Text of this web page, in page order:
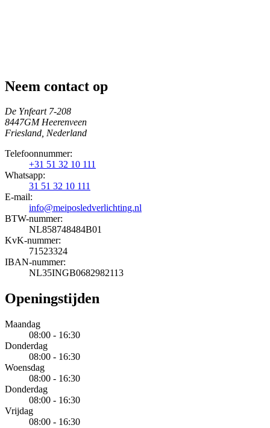
Neem contact op
De Ynfeart 7-208
8447GM Heerenveen
Friesland, Nederland
Telefoonnummer:
+31 51 32 10 111
Whatsapp:
31 51 32 10 111
E-mail:
info@meiposledverlichting.nl
BTW-nummer:
NL858748484B01
KvK-nummer:
71523324
IBAN-nummer:
NL35INGB0682982113
Openingstijden
Maandag
08:00 - 16:30
Donderdag
08:00 - 16:30
Woensdag
08:00 - 16:30
Donderdag
08:00 - 16:30
Vrijdag
08:00 - 16:30